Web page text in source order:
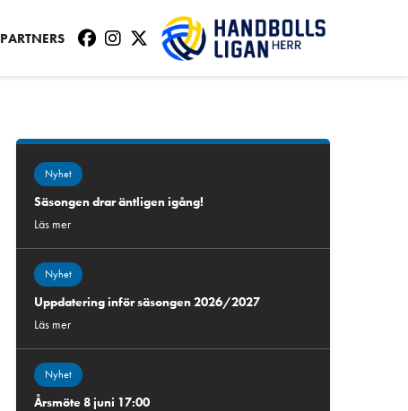
PARTNERS
Nyhet
Säsongen drar äntligen igång!
Läs mer
Nyhet
Uppdatering inför säsongen 2026/2027
Läs mer
Nyhet
Årsmöte 8 juni 17:00